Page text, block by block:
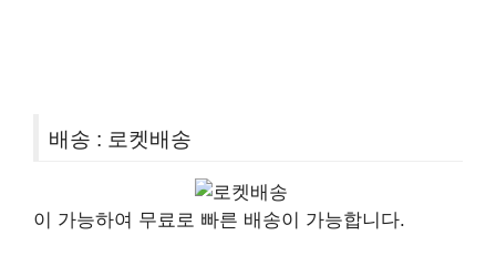
배송 : 로켓배송
이 가능하여 무료로 빠른 배송이 가능합니다.